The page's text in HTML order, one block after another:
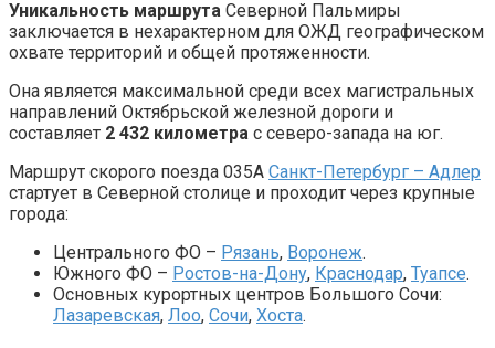
Уникальность маршрута Северной Пальмиры
заключается в нехарактерном для ОЖД географическом
охвате территорий и общей протяженности.
Она является максимальной среди всех магистральных
направлений Октябрьской железной дороги и
составляет 2 432 километра с северо-запада на юг.
Маршрут скорого поезда 035А Санкт-Петербург – Адлер
стартует в Северной столице и проходит через крупные
города:
Центрального ФО – Рязань, Воронеж.
Южного ФО – Ростов-на-Дону, Краснодар, Туапсе.
Основных курортных центров Большого Сочи:
Лазаревская, Лоо, Сочи, Хоста.